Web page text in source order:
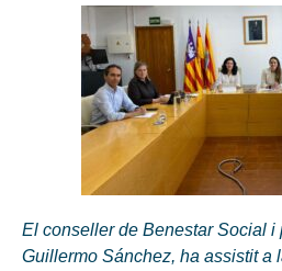
El conseller de Benestar Social i
Guillermo Sánchez, ha assistit a